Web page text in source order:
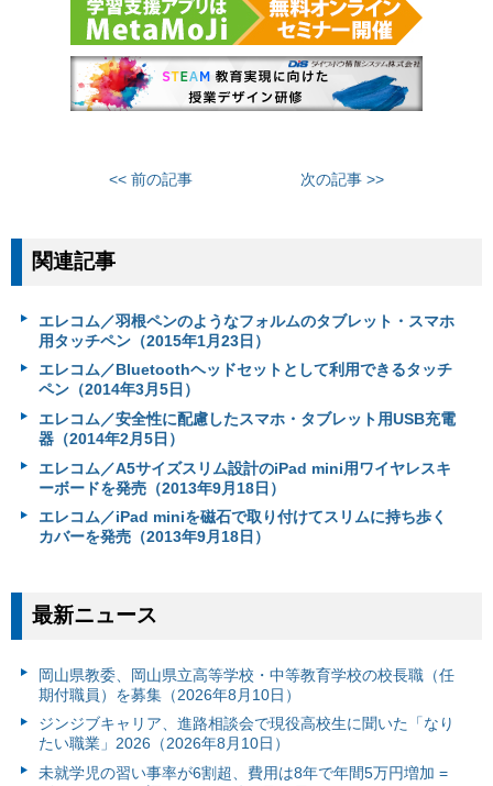
<< 前の記事 次の記事 >>
関連記事
エレコム／羽根ペンのようなフォルムのタブレット・スマホ
用タッチペン（2015年1月23日）
エレコム／Bluetoothヘッドセットとして利用できるタッチ
ペン（2014年3月5日）
エレコム／安全性に配慮したスマホ・タブレット用USB充電
器（2014年2月5日）
エレコム／A5サイズスリム設計のiPad mini用ワイヤレスキ
ーボードを発売（2013年9月18日）
エレコム／iPad miniを磁石で取り付けてスリムに持ち歩く
カバーを発売（2013年9月18日）
最新ニュース
岡山県教委、岡山県立高等学校・中等教育学校の校長職（任
期付職員）を募集（2026年8月10日）
ジンジブキャリア、進路相談会で現役高校生に聞いた「なり
たい職業」2026（2026年8月10日）
未就学児の習い事率が6割超、費用は8年で年間5万円増加 =